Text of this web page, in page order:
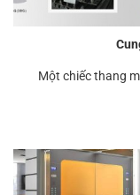
Một chiếc thang